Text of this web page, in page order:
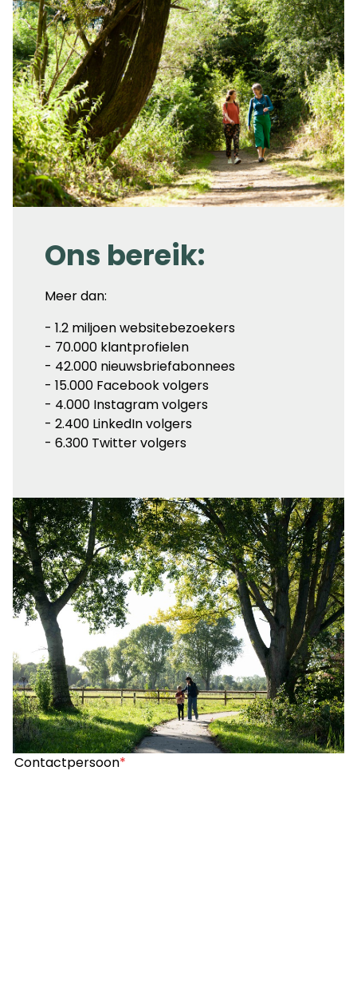
Ons bereik:
Meer dan:
- 1.2 miljoen websitebezoekers
- 70.000 klantprofielen
- 42.000 nieuwsbriefabonnees
- 15.000 Facebook volgers
- 4.000 Instagram volgers
- 2.400 LinkedIn volgers
- 6.300 Twitter volgers
Contactpersoon*